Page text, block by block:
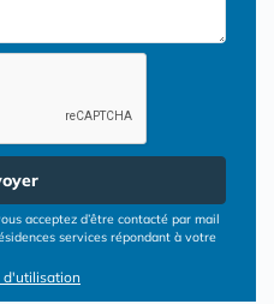
acceptez d’être contacté par mail
services répondant à votre
d'utilisation